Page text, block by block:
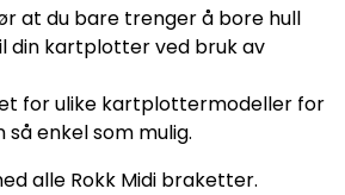
at du bare trenger å bore hull
din kartplotter ved bruk av
for ulike kartplottermodeller for
enkel som mulig.
alle Rokk Midi braketter.